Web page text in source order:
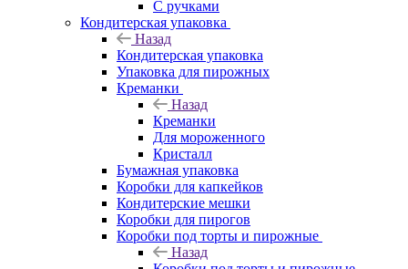
С ручками
Кондитерская упаковка
Назад
Кондитерская упаковка
Упаковка для пирожных
Креманки
Назад
Креманки
Для мороженного
Кристалл
Бумажная упаковка
Коробки для капкейков
Кондитерские мешки
Коробки для пирогов
Коробки под торты и пирожные
Назад